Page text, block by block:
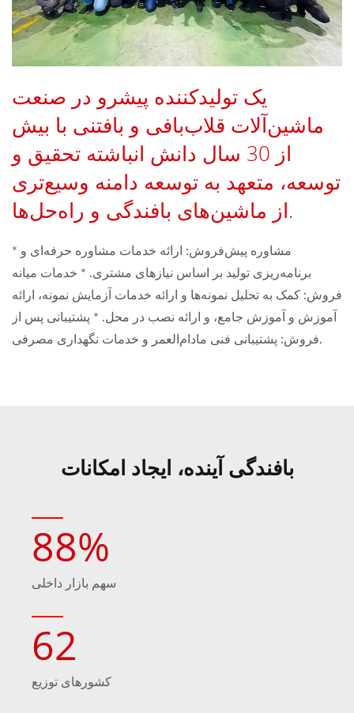
یک تولیدکننده پیشرو در صنعت
ماشین‌آلات قلاب‌بافی و بافتنی با بیش
از 30 سال دانش انباشته تحقیق و
توسعه، متعهد به توسعه دامنه وسیع‌تری
از ماشین‌های بافندگی و راه‌حل‌ها.
* مشاوره پیش‌فروش: ارائه خدمات مشاوره حرفه‌ای و
برنامه‌ریزی تولید بر اساس نیازهای مشتری. * خدمات میانه
فروش: کمک به تحلیل نمونه‌ها و ارائه خدمات آزمایش نمونه، ارائه
آموزش و آموزش جامع، و ارائه نصب در محل. * پشتیبانی پس از
فروش: پشتیبانی فنی مادام‌العمر و خدمات نگهداری مصرفی.
بافندگی آینده، ایجاد امکانات
88%
سهم بازار داخلی
62
کشورهای توزیع